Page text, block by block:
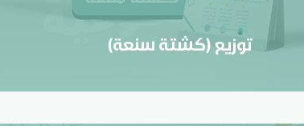
توزيع (كشتة سنعة)